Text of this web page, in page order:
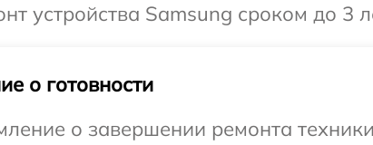
устройства Samsung сроком до 3
о готовности
о завершении ремонта